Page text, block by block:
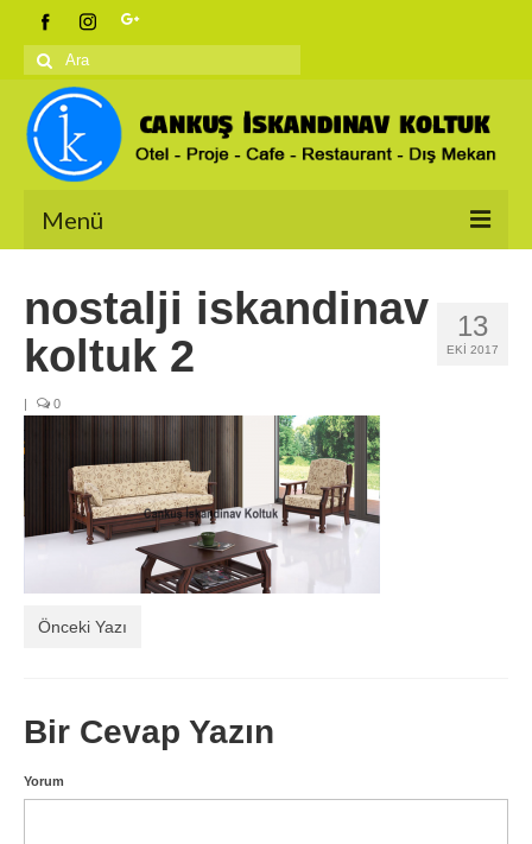
Şunu
ara:
Menü
Salon Takımları
Bahçe Koltukları
Balkon Koltukları
Hakkımızda
13
EKI 2017
nostalji iskandinav
koltuk 2
| 0
Önceki Yazı
Bir Cevap Yazın
Yorum